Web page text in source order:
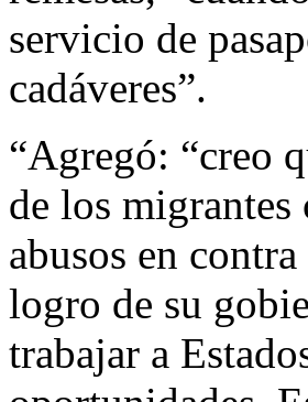
servicio de
cadáveres”.
“Agregó: “creo
de los migrantes
abusos en
logro de su
trabajar a